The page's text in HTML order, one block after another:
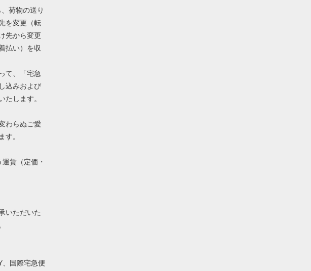
荷物の送り
を変更（転
先から変更
払い）を収
て、「宅急
込みおよび
たします。
わらぬご愛
す。
賃（定価・
いただいた
、国際宅急便